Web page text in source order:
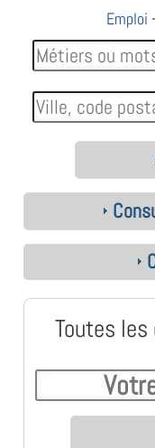
Emploi -
Toutes